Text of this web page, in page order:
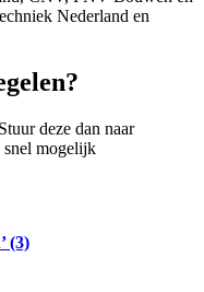
Nederland en
deze dan naar
mogelijk
(3)